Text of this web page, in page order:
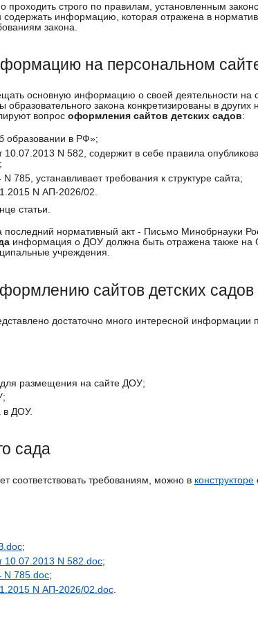
проходить строго по правилам, установленным
содержать информацию, которая отражена в
закона.
на персональном
основную информацию о своей деятельности на
закона конкретизированы в других
вопрос оформления сайтов детских садов:
образовании в РФ»;
N 582, содержит в себе правила
785, устанавливает требования к структуре сайта;
N АП-2026/02.
статьи.
последний нормативный акт - Письмо Минобрнауки
информация о ДОУ должна быть отражена также
учреждения.
сайтов детских садов
достаточно много интересной информации
размещения на сайте ДОУ;
в ДОУ.
сада
соответствовать требованиям, можно в конструкторе
;
10.07.2013 N 582.doc;
N 785.doc;
N АП-2026/02.doc.